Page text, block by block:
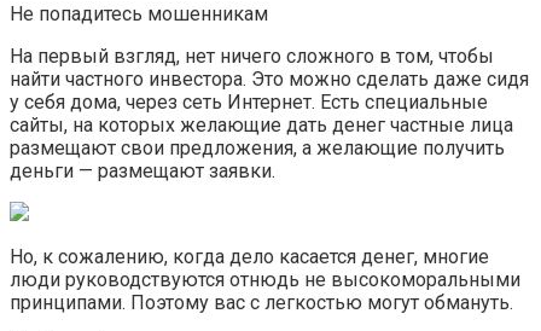
Не попадитесь мошенникам
На первый взгляд, нет ничего сложного в том, чтобы
найти частного инвестора. Это можно сделать даже сидя
у себя дома, через сеть Интернет. Есть специальные
сайты, на которых желающие дать денег частные лица
размещают свои предложения, а желающие получить
деньги — размещают заявки.
Но, к сожалению, когда дело касается денег, многие
люди руководствуются отнюдь не высокоморальными
принципами. Поэтому вас с легкостью могут обмануть.